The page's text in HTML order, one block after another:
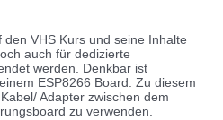
VHS Kurs und seine Inhalte
auch für dedizierte
werden. Denkbar ist
ESP8266 Board. Zu diesem
Adapter zwischen dem
zu verwenden.